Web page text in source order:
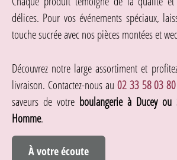
délices. Pour vos événements spéciaux,
touche sucrée avec nos pièces montées et
Découvrez notre large assortiment et
livraison. Contactez-nous au 02 33 58 03 80
saveurs de votre boulangerie à Ducey ou
Homme.
À votre écoute